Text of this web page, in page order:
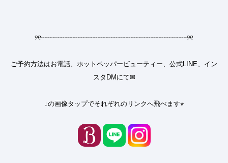
୨୧┈┈┈┈┈┈┈┈┈┈┈┈┈┈┈┈┈┈┈┈┈┈୨୧
ご予約方法はお電話、ホットペッパービューティー、公式LINE、イン
スタDMにて✉︎
↓の画像タップでそれぞれのリンクへ飛べます⭐︎